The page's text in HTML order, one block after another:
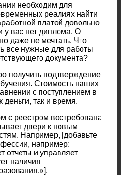
необходим для
реалиях найти
платой довольно
у вас нет диплома. О
даже не мечтать. Что
все нужные для работы
документа?
получить подтверждение
Стоимость наших
с поступлением в
деньги, так и время.
с реестром востребована
двери к новым
Например, [добавьте
например:
отчеты и управляет
наличия